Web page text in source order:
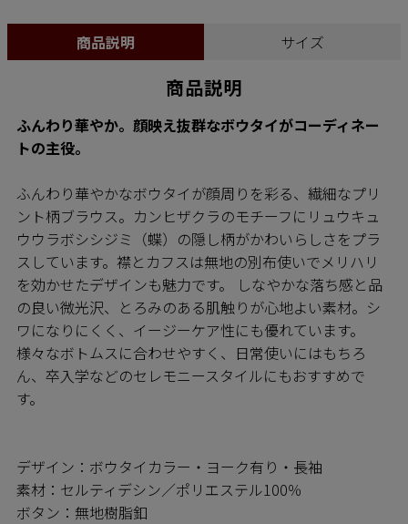
商品説明 サイズ
商品説明
ふんわり華やか。顔映え抜群なボウタイがコーディネー
トの主役。
ふんわり華やかなボウタイが顔周りを彩る、繊細なプリ
ント柄ブラウス。カンヒザクラのモチーフにリュウキュ
ウウラボシシジミ（蝶）の隠し柄がかわいらしさをプラ
スしています。襟とカフスは無地の別布使いでメリハリ
を効かせたデザインも魅力です。 しなやかな落ち感と品
の良い微光沢、とろみのある肌触りが心地よい素材。シ
ワになりにくく、イージーケア性にも優れています。
様々なボトムスに合わせやすく、日常使いにはもちろ
ん、卒入学などのセレモニースタイルにもおすすめで
す。
デザイン：ボウタイカラー・ヨーク有り・長袖
素材：セルティデシン／ポリエステル100％
ボタン：無地樹脂釦